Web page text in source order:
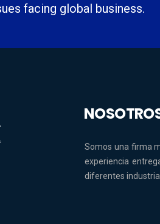
facing global business.
Somos una firma
experiencia
diferentes